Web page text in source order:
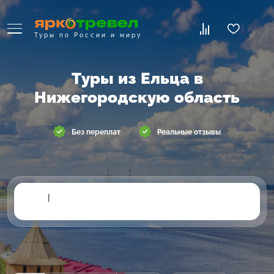
Туры по России и миру
Туры из Ельца в
Нижегородскую область
Без переплат Реальные отзывы
|